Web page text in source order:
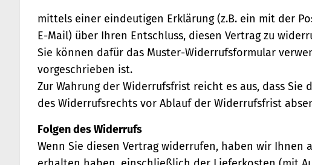
mittels einer eindeutigen Erklärung (z.B. ein mit der
E-Mail) über Ihren Entschluss, diesen Vertrag zu
Sie können dafür das Muster-Widerrufsformular
vorgeschrieben ist.
Zur Wahrung der Widerrufsfrist reicht es aus, dass Sie
des Widerrufsrechts vor Ablauf der Widerrufsfrist
Folgen des Widerrufs
Wenn Sie diesen Vertrag widerrufen, haben wir Ihnen